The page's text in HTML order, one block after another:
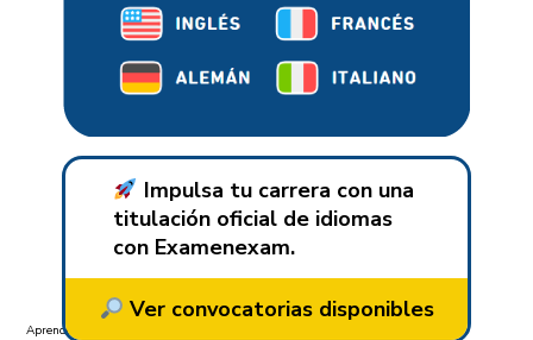
Impulsa tu carrera con una
titulación oficial de idiomas
con Examenexam.
Ver convocatorias disponibles
Aprender guaraní